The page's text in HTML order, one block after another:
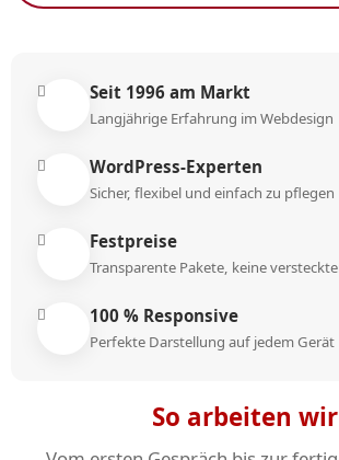
Seit 1996 am Markt
Langjährige Erfahrung im Webdesign
WordPress-Experten
Sicher, flexibel und einfach zu pflegen
Festpreise
Transparente Pakete, keine
100 % Responsive
Perfekte Darstellung auf jedem Gerät
So arbeiten wir